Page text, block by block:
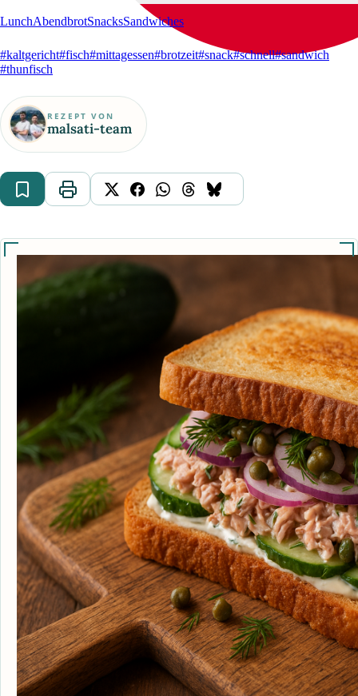
LunchAbendbrotSnacksSandwiches
#kaltgericht#fisch#mittagessen#brotzeit#snack#schnell#sandwich
#thunfisch
REZEPT VON
malsati-team